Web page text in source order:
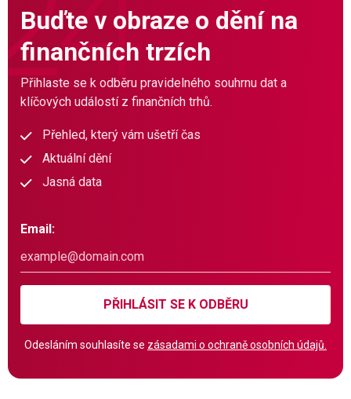
Buďte v obraze o dění na
finančních trzích
Přihlaste se k odběru pravidelného souhrnu dat a
klíčových událostí z finančních trhů.
Přehled, který vám ušetří čas
Aktuální dění
Jasná data
Email:
PŘIHLÁSIT SE K ODBĚRU
Odesláním souhlasíte se zásadami o ochraně osobních údajů.